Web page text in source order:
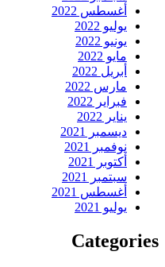
أغسطس 2022
يوليو 2022
يونيو 2022
مايو 2022
أبريل 2022
مارس 2022
فبراير 2022
يناير 2022
ديسمبر 2021
نوفمبر 2021
أكتوبر 2021
سبتمبر 2021
أغسطس 2021
يوليو 2021
Categories